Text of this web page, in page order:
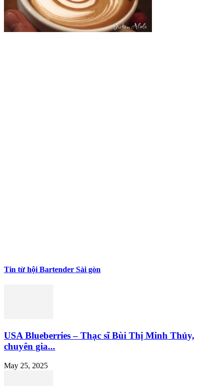
Tin từ hội Bartender Sài gòn
USA Blueberries – Thạc sĩ Bùi Thị Minh Thủy,
chuyên gia...
May 25, 2025